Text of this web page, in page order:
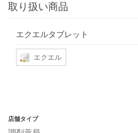
取り扱い商品
エクエルタブレット
エクエル
店舗タイプ